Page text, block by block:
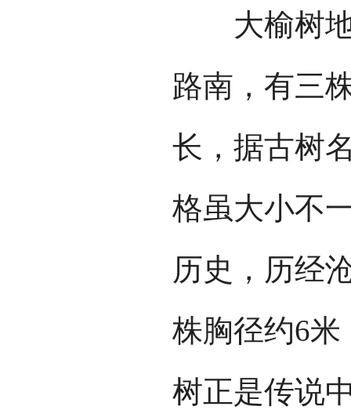
大榆树地
路南，有三
长，据古树
格虽大小不
历史，历经
株胸径约6米
树正是传说